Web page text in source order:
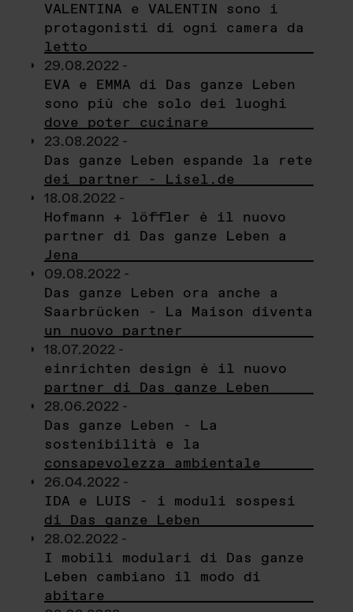
VALENTINA e VALENTIN sono i
protagonisti di ogni camera da
letto
29.08.2022 -
EVA e EMMA di Das ganze Leben
sono più che solo dei luoghi
dove poter cucinare
23.08.2022 -
Das ganze Leben espande la rete
dei partner - Lisel.de
18.08.2022 -
Hofmann + löffler è il nuovo
partner di Das ganze Leben a
Jena
09.08.2022 -
Das ganze Leben ora anche a
Saarbrücken - La Maison diventa
un nuovo partner
18.07.2022 -
einrichten design è il nuovo
partner di Das ganze Leben
28.06.2022 -
Das ganze Leben - La
sostenibilità e la
consapevolezza ambientale
26.04.2022 -
IDA e LUIS - i moduli sospesi
di Das ganze Leben
28.02.2022 -
I mobili modulari di Das ganze
Leben cambiano il modo di
abitare